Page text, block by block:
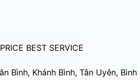
BEST SERVICE
Bình, Khánh Bình, Tân Uyên, Bình